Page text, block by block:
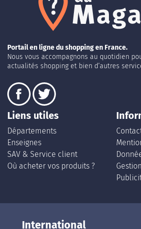
Portail en ligne du shopping en France.
Nous vous accompagnons au quotidien
actualités shopping et bien d’autres
Liens utiles
Départements
Enseignes
SAV & Service client
Où acheter vos produits ?
International